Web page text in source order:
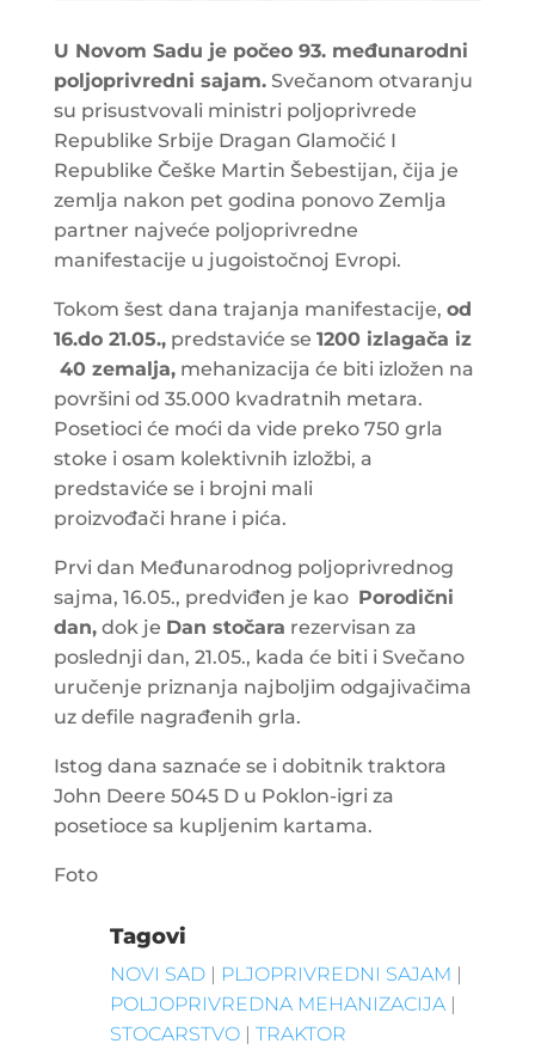
U Novom Sadu je počeo 93. međunarodni
poljoprivredni sajam.Svečanom otvaranju
su prisustvovali ministri poljoprivrede
Republike Srbije Dragan Glamočić I
Republike Češke Martin Šebestijan, čija je
zemlja nakon pet godina ponovo Zemlja
partner najveće poljoprivredne
manifestacije u jugoistočnoj Evropi.
Tokom šest dana trajanja manifestacije, od
16.do 21.05.,predstaviće se 1200 izlagača iz
40 zemalja,mehanizacija će biti izložen na
površini od 35.000 kvadratnih metara.
Posetioci će moći da vide preko 750 grla
stoke i osam kolektivnih izložbi, a
predstaviće se i brojni mali
proizvođači hrane i pića.
Prvi dan Međunarodnog poljoprivrednog
sajma, 16.05., predviđen je kao Porodični
dan,dok je Dan stočara rezervisan za
poslednji dan, 21.05., kada će biti i Svečano
uručenje priznanja najboljim odgajivačima
uz defile nagrađenih grla.
Istog dana saznaće se i dobitnik traktora
John Deere 5045 D u Poklon-igri za
posetioce sa kupljenim kartama.
Foto
Tagovi
NOVI SAD| PLJOPRIVREDNI SAJAM |
POLJOPRIVREDNA MEHANIZACIJA|
STOCARSTVO| TRAKTOR